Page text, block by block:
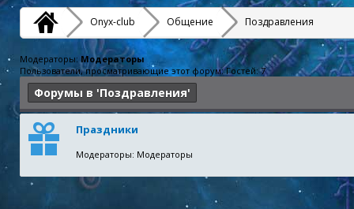
Onyx-club Общение Поздравления
Модераторы: Модераторы
Пользователи, просматривающие этот форум: Гостей: 7
Форумы в 'Поздравления'
Праздники
Модераторы: Модераторы